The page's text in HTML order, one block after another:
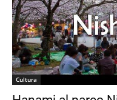
Cultura